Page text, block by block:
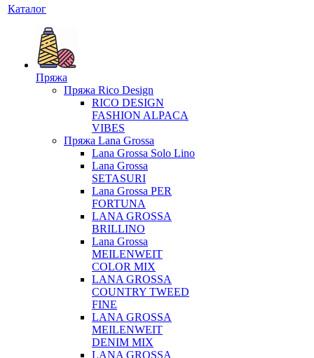
Каталог
Пряжа
Пряжа Rico Design
RICO DESIGN
FASHION ALPACA
VIBES
Пряжа Lana Grossa
Lana Grossa Solo Lino
Lana Grossa
SETASURI
Lana Grossa PER
FORTUNA
LANA GROSSA
BRILLINO
Lana Grossa
MEILENWEIT
COLOR MIX
LANA GROSSA
COUNTRY TWEED
FINE
LANA GROSSA
MEILENWEIT
DENIM MIX
LANA GROSSA